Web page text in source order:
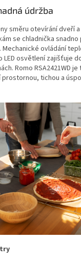
údržba
směru otevírání dveří
se chladnička
ovládání
LED osvětlení zajišťuje
Romo RSA2421WD
tichou a